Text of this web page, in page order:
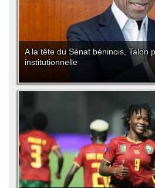
A la tête du Sénat béninois, Talon
institutionnelle